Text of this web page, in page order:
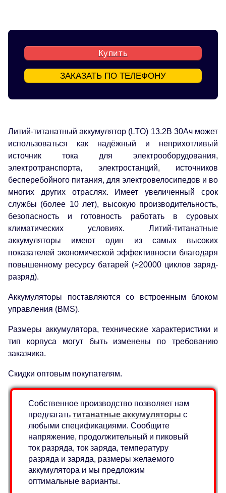
Купить
ЗАКАЗАТЬ ПО ТЕЛЕФОНУ
Литий-титанатный аккумулятор (LTO) 13.2В 30Ач может
использоваться как надёжный и неприхотливый
источник тока для электрооборудования,
электротранспорта, электростанций, источников
бесперебойного питания, для электровелосипедов и во
многих других отраслях. Имеет увеличенный срок
службы (более 10 лет), высокую производительность,
безопасность и готовность работать в суровых
климатических условиях. Литий-титанатные
аккумуляторы имеют один из самых высоких
показателей экономической эффективности благодаря
повышенному ресурсу батарей (>20000 циклов заряд-
разряд).
Аккумуляторы поставляются со встроенным блоком
управления (BMS).
Размеры аккумулятора, технические характеристики и
тип корпуса могут быть изменены по требованию
заказчика.
Скидки оптовым покупателям.
Собственное производство позволяет нам
предлагатьтитанатные аккумуляторы с
любыми спецификациями. Сообщите
напряжение, продолжительный и пиковый
ток разряда, ток заряда, температуру
разряда и заряда, размеры желаемого
аккумулятора и мы предложим
оптимальные варианты.